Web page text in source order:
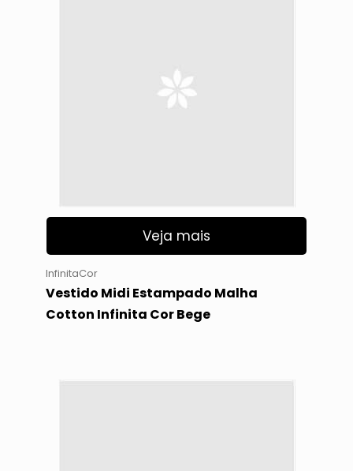
Veja mais
InfinitaCor
Vestido Midi Estampado Malha
Cotton Infinita Cor Bege